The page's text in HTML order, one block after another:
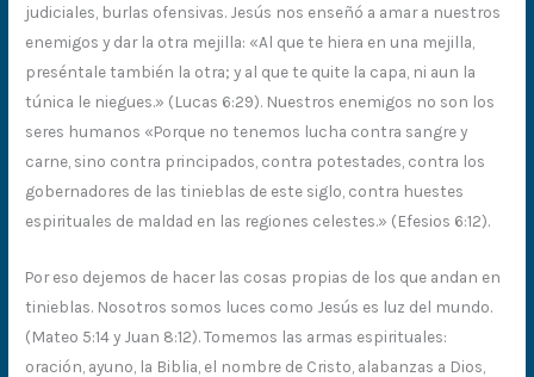
judiciales, burlas ofensivas. Jesús nos enseñó a amar a nuestros
enemigos y dar la otra mejilla: «Al que te hiera en una mejilla,
preséntale también la otra; y al que te quite la capa, ni aun la
túnica le niegues.» (Lucas 6:29). Nuestros enemigos no son los
seres humanos «Porque no tenemos lucha contra sangre y
carne, sino contra principados, contra potestades, contra los
gobernadores de las tinieblas de este siglo, contra huestes
espirituales de maldad en las regiones celestes.» (Efesios 6:12).
Por eso dejemos de hacer las cosas propias de los que andan en
tinieblas. Nosotros somos luces como Jesús es luz del mundo.
(Mateo 5:14 y Juan 8:12). Tomemos las armas espirituales:
oración, ayuno, la Biblia, el nombre de Cristo, alabanzas a Dios,